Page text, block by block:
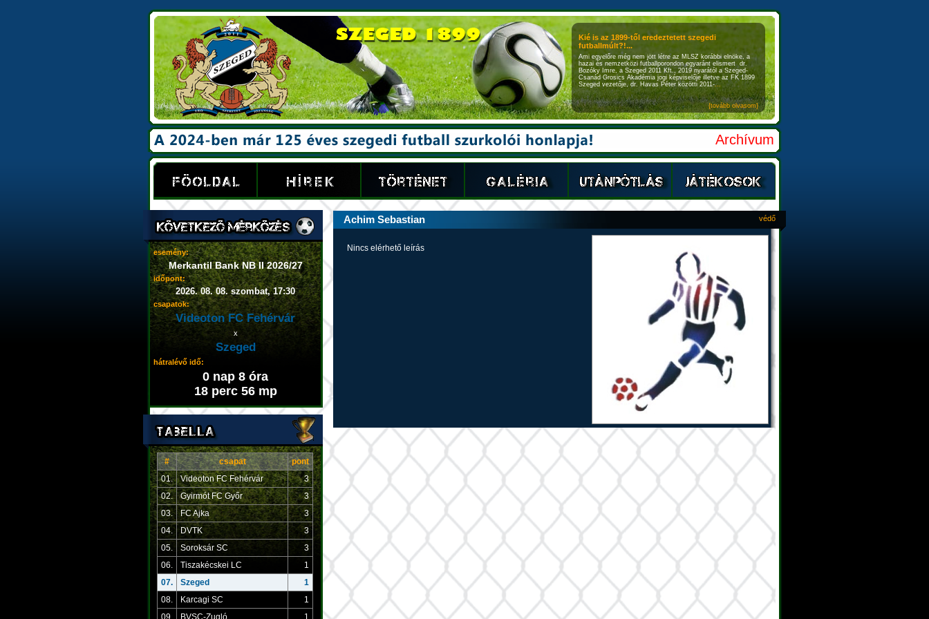
Kié is az 1899-től eredeztetett szegedi
futballmúlt?!...
Ami egyelőre még nem jött létre az MLSZ korábbi elnöke, a
hazai és nemzetközi futballporondon egyaránt elismert dr.
Bozóky Imre, a Szeged 2011 Kft., 2019 nyarától a Szeged-
Csanád Grosics Akadémia jogi képviselője illetve az FK 1899
Szeged vezetője, dr. Havas Péter közötti 2011-...
{tovább olvasom}
Archívum
esemény:
Merkantil Bank NB II 2026/27
időpont:
2026. 08. 08. szombat, 17:30
csapatok:
Videoton FC Fehérvár
x
Szeged
hátralévő idő:
0 nap 8 óra
18 perc 56 mp
# csapat
pont
01.
Videoton FC Fehérvár
3
02.
Gyirmót FC Győr
3
03.
FC Ajka
3
04.
DVTK
3
05.
Soroksár SC
3
06.
Tiszakécskei LC
1
07.
Szeged
1
08.
Karcagi SC
1
09.
BVSC-Zugló 1
Achim Sebastian védő
Nincs elérhető leírás